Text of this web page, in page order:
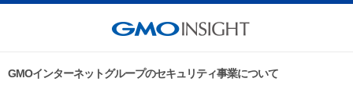
GMOインターネットグループのセキュリティ事業について